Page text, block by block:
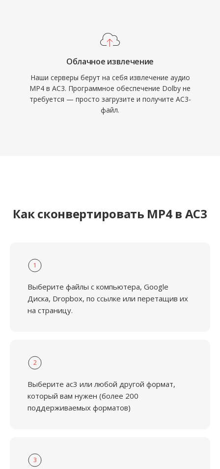
Облачное извлечение
Наши серверы берут на себя извлечение аудио
MP4 в AC3. Программное обеспечение Dolby не
требуется — просто загрузите и получите AC3-
файл.
Как сконвертировать MP4 в AC3
1
Выберите файлы с компьютера, Google
Диска, Dropbox, по ссылке или перетащив их
на страницу.
2
Выберите ac3 или любой другой формат,
который вам нужен (более 200
поддерживаемых форматов)
3